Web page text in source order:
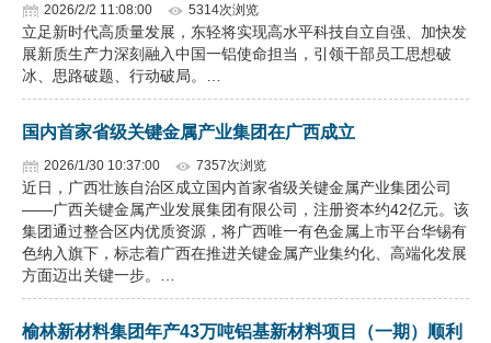
2026/2/2 11:08:00 5314次浏览
立足新时代高质量发展，东轻将实现高水平科技自立自强、加快发
展新质生产力深刻融入中国一铝使命担当，引领干部员工思想破
冰、思路破题、行动破局。…
国内首家省级关键金属产业集团在广西成立
2026/1/30 10:37:00 7357次浏览
近日，广西壮族自治区成立国内首家省级关键金属产业集团公司
——广西关键金属产业发展集团有限公司，注册资本约42亿元。该
集团通过整合区内优质资源，将广西唯一有色金属上市平台华锡有
色纳入旗下，标志着广西在推进关键金属产业集约化、高端化发展
方面迈出关键一步。…
榆林新材料集团年产43万吨铝基新材料项目（一期）顺利